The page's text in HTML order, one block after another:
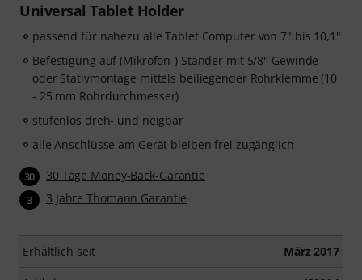
Universal Tablet Holder
passend für nahezu alle Tablet Computer von 7" bis 10,1"
Befestigung auf (Mikrofon-) Ständer mit 5/8" Gewinde
oder Stativmontage mittels beiliegender Rohrklemme (10
- 25 mm Rohrdurchmesser)
stufenlos dreh- und neigbar
alle Anschlüsse am Gerät bleiben frei zugänglich
30 30 Tage Money-Back-Garantie
3 3 Jahre Thomann Garantie
Erhältlich seit März 2017